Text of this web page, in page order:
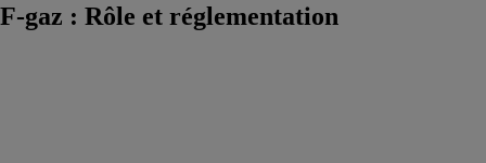
F-gaz : Rôle et réglementation